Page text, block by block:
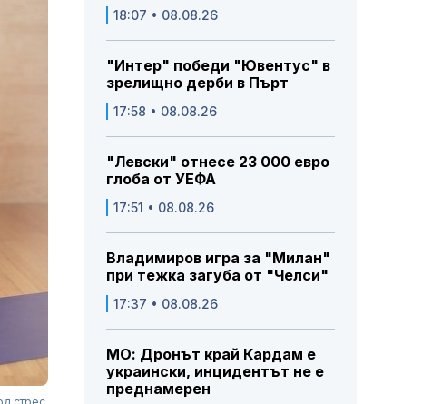
18:07 • 08.08.26
"Интер" победи "Ювентус" в
зрелищно дерби в Пърт
17:58 • 08.08.26
"Левски" отнесе 23 000 евро
глоба от УЕФА
17:51 • 08.08.26
Владимиров игра за "Милан"
при тежка загуба от "Челси"
17:37 • 08.08.26
МО: Дронът край Кардам е
украински, инцидентът не е
преднамерен